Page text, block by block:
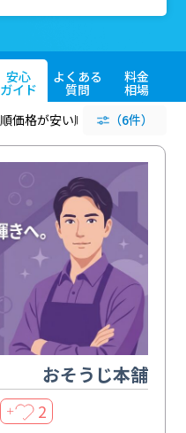
安心
ガイド
よくある
質問
料金
相場
価格が安い順 評価が高い順
（6件）
おそうじ本舗
＋ 2